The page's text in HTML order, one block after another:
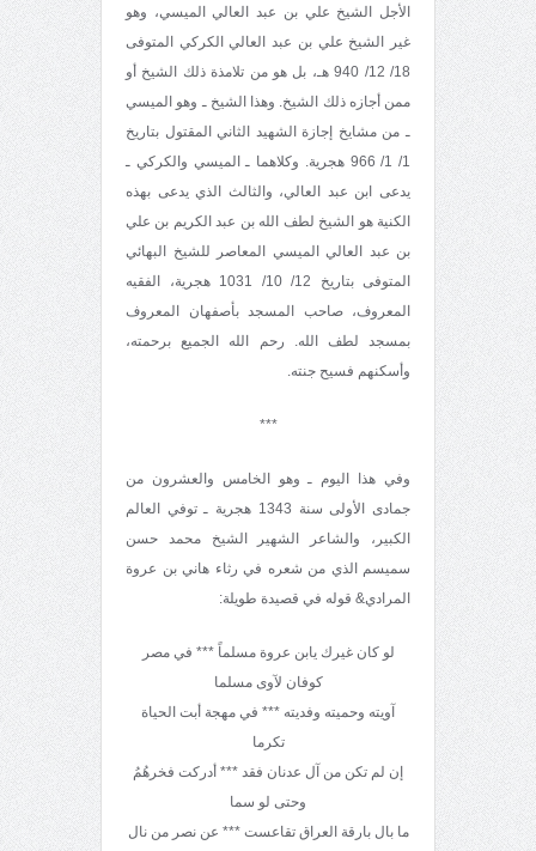
الأجل الشيخ علي بن عبد العالي الميسي، وهو
غير الشيخ علي بن عبد العالي الكركي المتوفى
18/ 12/ 940 هـ، بل هو من تلامذة ذلك الشيخ أو
ممن أجازه ذلك الشيخ. وهذا الشيخ ـ وهو الميسي
ـ من مشايخ إجازة الشهيد الثاني المقتول بتاريخ
1/ 1/ 966 هجرية. وكلاهما ـ الميسي والكركي ـ
يدعى ابن عبد العالي، والثالث الذي يدعى بهذه
الكنية هو الشيخ لطف الله بن عبد الكريم بن علي
بن عبد العالي الميسي المعاصر للشيخ البهائي
المتوفى بتاريخ 12/ 10/ 1031 هجرية، الفقيه
المعروف، صاحب المسجد بأصفهان المعروف
بمسجد لطف الله. رحم الله الجميع برحمته،
وأسكنهم فسيح جنته.
***
وفي هذا اليوم ـ وهو الخامس والعشرون من
جمادى الأولى سنة 1343 هجرية ـ توفي العالم
الكبير، والشاعر الشهير الشيخ محمد حسن
سميسم الذي من شعره في رثاء هاني بن عروة
المرادي& قوله في قصيدة طويلة:
لو كان غيرك يابن عروة مسلماً *** في مصر
كوفان لآوى مسلما
آويته وحميته وفديته *** في مهجة أبت الحياة
تكرما
إن لم تكن من آل عدنان فقد *** أدركت فخرهُمُ
وحتى لو سما
ما بال بارقة العراق تقاعست *** عن نصر من نال